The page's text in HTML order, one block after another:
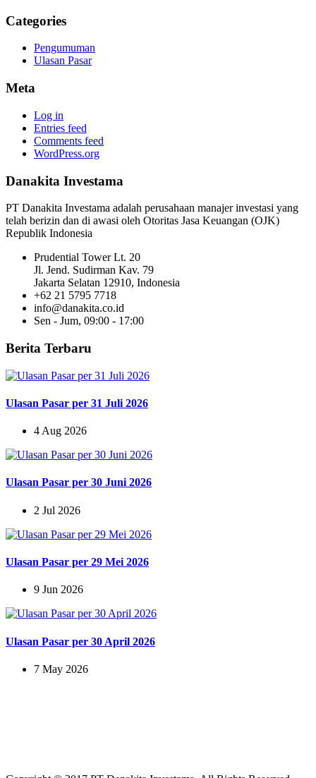
Categories
Pengumuman
Ulasan Pasar
Meta
Log in
Entries feed
Comments feed
WordPress.org
Danakita Investama
PT Danakita Investama adalah perusahaan manajer investasi yang
telah berizin dan di awasi oleh Otoritas Jasa Keuangan (OJK)
Republik Indonesia
Prudential Tower Lt. 20
Jl. Jend. Sudirman Kav. 79
Jakarta Selatan 12910, Indonesia
+62 21 5795 7718
info@danakita.co.id
Sen - Jum, 09:00 - 17:00
Berita Terbaru
Ulasan Pasar per 31 Juli 2026
4 Aug 2026
Ulasan Pasar per 30 Juni 2026
2 Jul 2026
Ulasan Pasar per 29 Mei 2026
9 Jun 2026
Ulasan Pasar per 30 April 2026
7 May 2026